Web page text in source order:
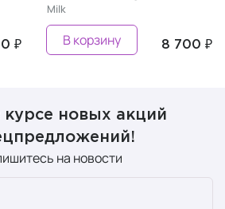
₽
Milk
8 700 ₽
В корзину
курсе новых акций
на новости